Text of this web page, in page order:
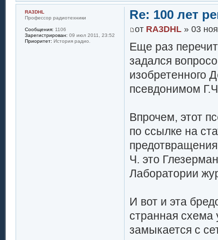
Re: 100 лет
от RA3DHL» 03
Еще раз
задался
изобретенного
псевдонимом
Впрочем, этот
по ссылке на
Ч. это
Лаборатории
И вот и эта
странная схема
замыкается с
RA3DHL
Профессор радиотехники
Сообщения: 1106
Зарегистрирован: 09 июл 2011, 23:52
Приоритет: История радио.